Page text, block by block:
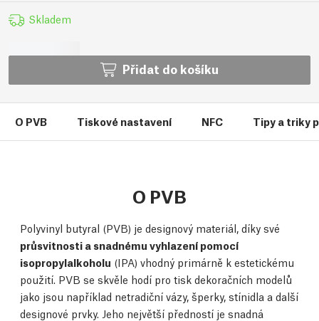
Skladem
Přidat do košíku
O PVB Tiskové nastavení NFC Tipy a triky
O PVB
Polyvinyl butyral (PVB) je designový materiál, díky své
průsvitnosti a snadnému vyhlazení pomocí
isopropylalkoholu (IPA) vhodný primárně k estetickému
použití. PVB se skvěle hodí pro tisk dekoračních modelů
jako jsou například netradiční vázy, šperky, stínidla a další
designové prvky. Jeho největší předností je snadná